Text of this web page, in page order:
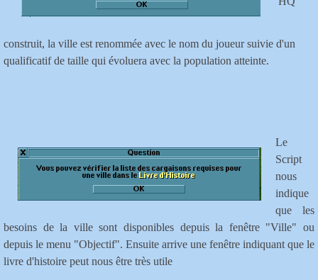
construit, la ville est renommée avec le nom du joueur suivie d'un
qualificatif de taille qui évoluera avec la population atteinte.
Le
Script
nous
indique
que les
besoins de la ville sont disponibles depuis la fenêtre "Ville" ou
depuis le menu "Objectif". Ensuite arrive une fenêtre indiquant que le
livre d'histoire peut nous être très utile